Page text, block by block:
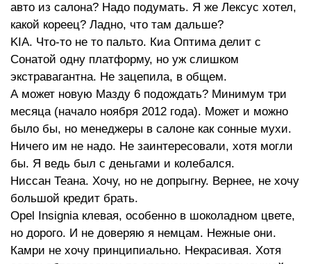
авто из салона? Надо подумать. Я же Лексус хотел,
какой кореец? Ладно, что там дальше?
KIA. Что-то не то пальто. Киа Оптима делит с
Сонатой одну платформу, но уж слишком
экстравагантна. Не зацепила, в общем.
А может новую Мазду 6 подождать? Минимум три
месяца (начало ноября 2012 года). Может и можно
было бы, но менеджеры в салоне как сонные мухи.
Ничего им не надо. Не заинтересовали, хотя могли
бы. Я ведь был с деньгами и колебался.
Ниссан Теана. Хочу, но не допрыгну. Вернее, не хочу
большой кредит брать.
Opel Insignia клевая, особенно в шоколадном цвете,
но дорого. И не доверяю я немцам. Нежные они.
Камри не хочу принципиально. Некрасивая. Хотя